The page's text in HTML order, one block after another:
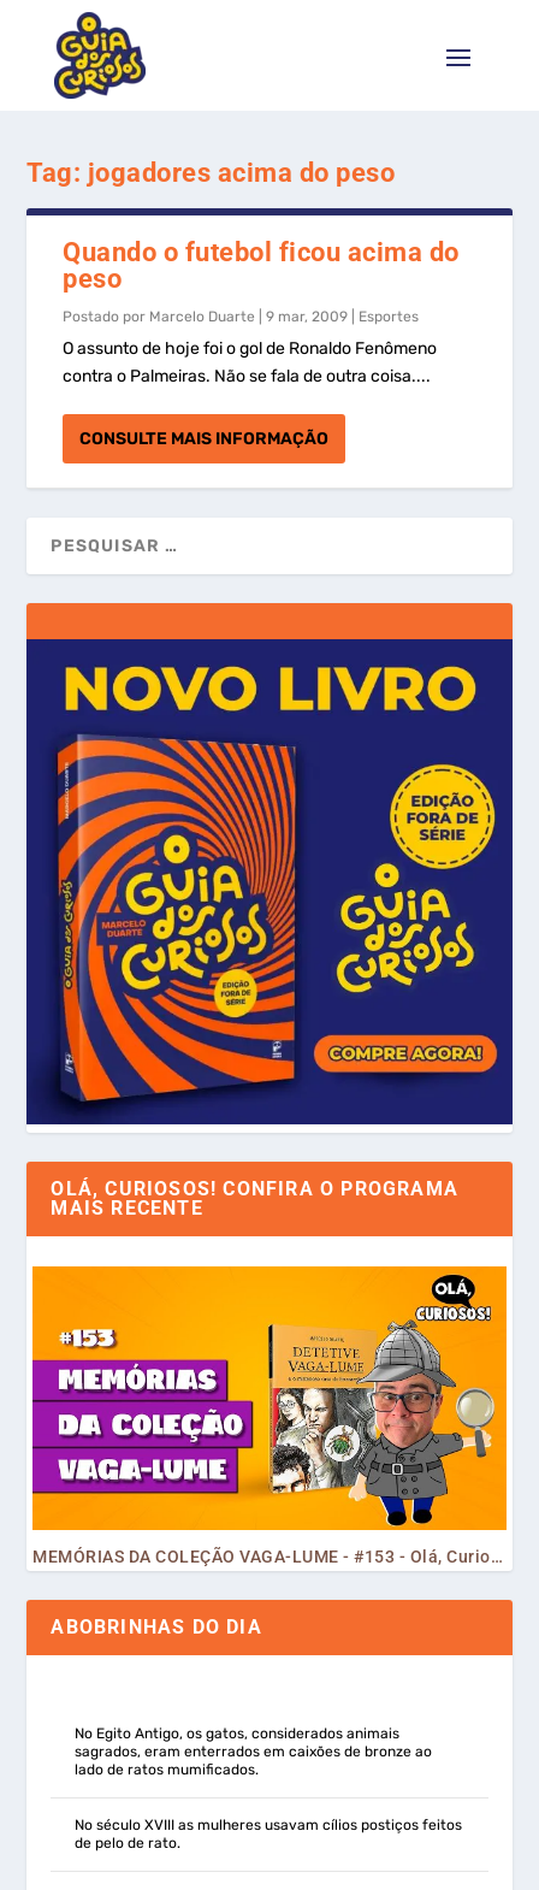
Tag: jogadores acima do peso
Quando o futebol ficou acima do
peso
Postado por Marcelo Duarte |9 mar, 2009 Esportes
O assunto de hoje foi o gol de Ronaldo Fenômeno
contra o Palmeiras. Não se fala de outra coisa....
CONSULTE MAIS INFORMAÇÃO
OLÁ, CURIOSOS! CONFIRA O PROGRAMA
MAIS RECENTE
MEMÓRIAS DA COLEÇÃO VAGA-LUME - #153 - Olá, Curiosos! 2023
ABOBRINHAS DO DIA
No Egito Antigo, os gatos, considerados animais
sagrados, eram enterrados em caixões de bronze ao
lado de ratos mumificados.
No século XVIII as mulheres usavam cílios postiços feitos
de pelo de rato.